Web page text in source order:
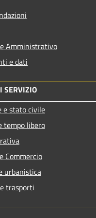
Amministrativo
e dati
SERVIZIO
e stato civile
tempo libero
Commercio
urbanistica
trasporti